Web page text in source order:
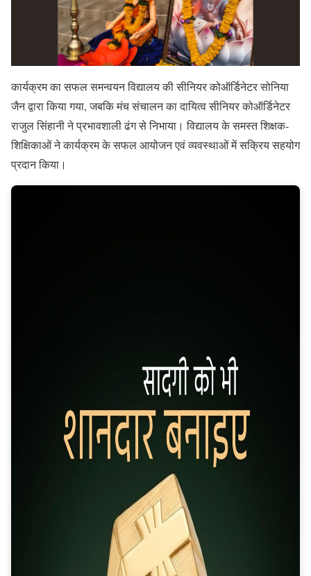
कार्यक्रम का सफल समन्वयन विद्यालय की सीनियर कोऑर्डिनेटर सोनिया
जैन द्वारा किया गया, जबकि मंच संचालन का दायित्व सीनियर कोऑर्डिनेटर
राजुल सिंहानी ने प्रभावशाली ढंग से निभाया। विद्यालय के समस्त शिक्षक-
शिक्षिकाओं ने कार्यक्रम के सफल आयोजन एवं व्यवस्थाओं में सक्रिय सहयोग
प्रदान किया।